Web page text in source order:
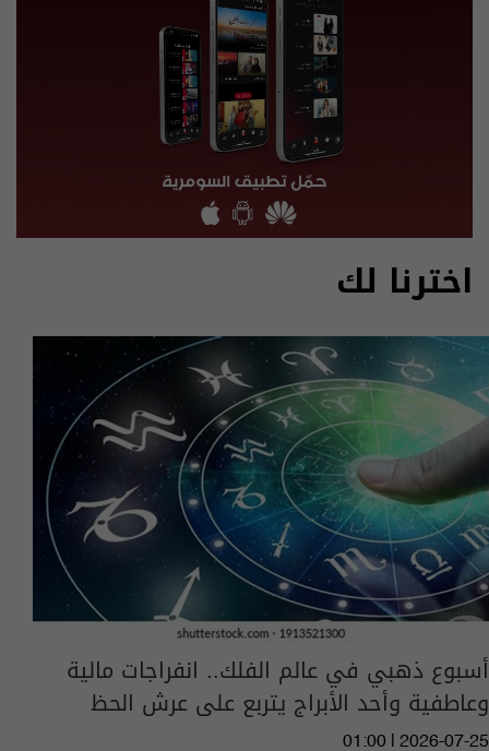
اخترنا لك
أسبوع ذهبي في عالم الفلك.. انفراجات مالية
وعاطفية وأحد الأبراج يتربع على عرش الحظ
01:00 | 2026-07-25